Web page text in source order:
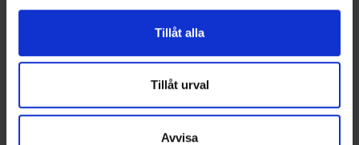
för sociala medier och analysera vår trafik. Vi
vidarebefordrar även sådana identifierare och annan
annons- och analysföretag som vi samarbetar med.
Dessa kan i sin tur kombinera informationen med annan
information som du har tillhandahållit eller som de har
samlat in när du har använt deras tjänster.
Tillåt alla
Tillåt urval
Avvisa